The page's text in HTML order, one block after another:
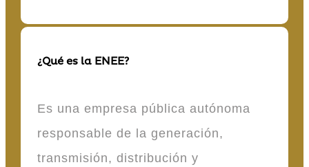
¿Qué es la ENEE?
Es una empresa pública autónoma
responsable de la generación,
transmisión, distribución y